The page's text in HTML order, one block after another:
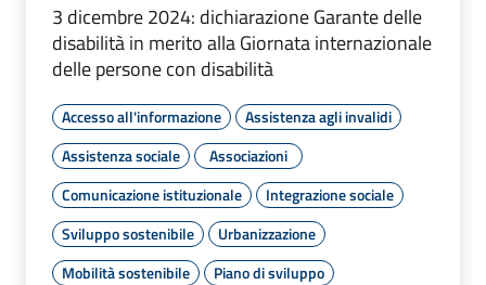
3 dicembre 2024: dichiarazione Garante delle
disabilità in merito alla Giornata internazionale
delle persone con disabilità
Accesso all'informazione
Assistenza agli invalidi
Assistenza sociale
Associazioni
Comunicazione istituzionale
Integrazione sociale
Sviluppo sostenibile
Urbanizzazione
Mobilità sostenibile
Piano di sviluppo